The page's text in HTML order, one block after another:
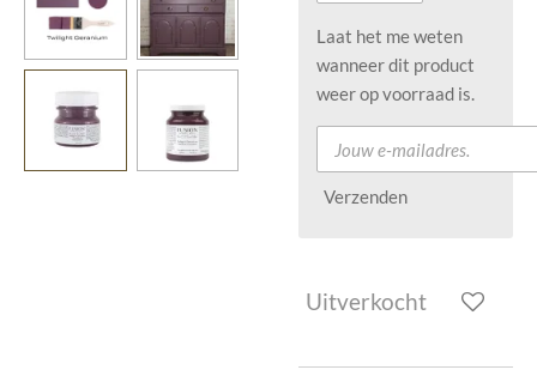
Laat het me weten
wanneer dit product
weer op voorraad is.
Verzenden
Uitverkocht